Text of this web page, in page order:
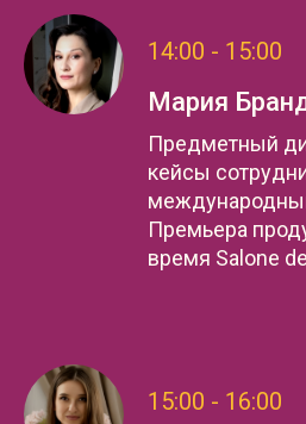
14:00 - 15:00
Мария
Предметный
кейсы
Премьера
время Salone
15:00 - 16:00